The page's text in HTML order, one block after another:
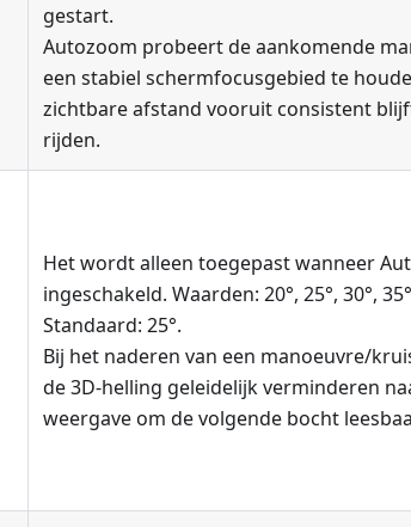
gestart.
Autozoom probeert de aankomende
een stabiel schermfocusgebied te
zichtbare afstand vooruit consistent
rijden.
Het wordt alleen toegepast wanneer
ingeschakeld. Waarden: 20°, 25°, 30°,
Standaard: 25°.
Bij het naderen van een manoeuvre/
de 3D-helling geleidelijk verminderen
weergave om de volgende bocht